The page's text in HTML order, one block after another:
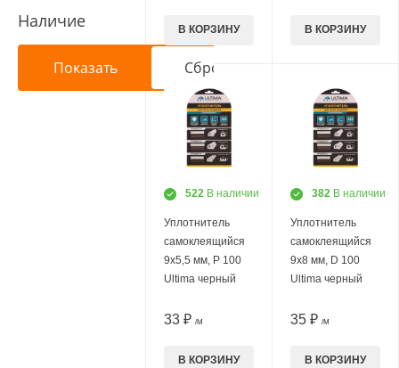
Наличие
В КОРЗИНУ В КОРЗИНУ
522 В наличии
Уплотнитель
самоклеящийся
9х5,5 мм, P 100
Ultima черный
33 ₽ /М
В КОРЗИНУ
382 В наличии
Уплотнитель
самоклеящийся
9х8 мм, D 100
Ultima черный
35 ₽ /М
В КОРЗИНУ